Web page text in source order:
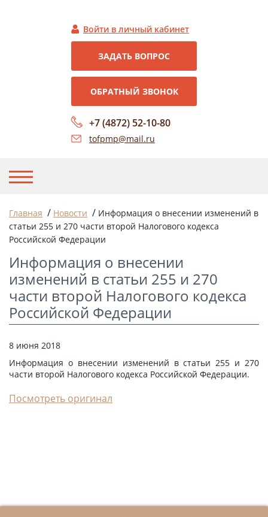
+7 (4872) 52-10-80
tofpmp@mail.ru
Войти в личный кабинет
ЗАДАТЬ ВОПРОС
ОБРАТНЫЙ ЗВОНОК
О НАС
СТАТЬИ
КАЛЬКУЛЯТОР
ДОКУМЕНТЫ
Главная / Новости / Информация о внесении изменений в
статьи 255 и 270 части второй Налогового кодекса
Российской Федерации
Информация о внесении
изменений в статьи 255 и 270
части второй Налогового кодекса
Российской Федерации
8 июня 2018
Информация о внесении изменений в статьи 255 и 270
части второй Налогового кодекса Российской Федерации.
Посмотреть оригинал